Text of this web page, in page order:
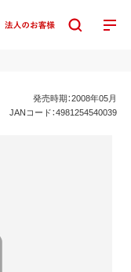
発売時期：2008年05月
JANコード：4981254540039